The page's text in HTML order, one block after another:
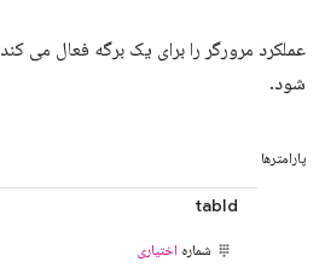
عملکرد مرورگر را برای یک برگه فعال می
شود.
پارامترها
tabId
شماره اختیاری